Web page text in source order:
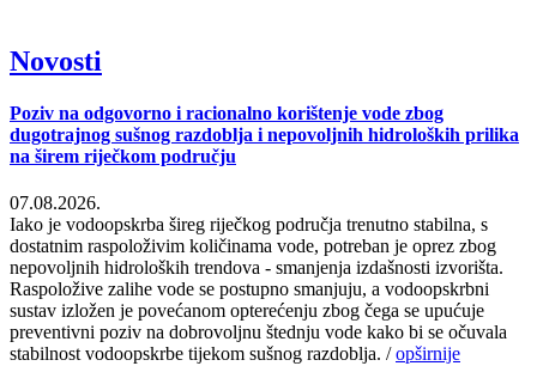
Novosti
Poziv na odgovorno i racionalno korištenje vode zbog
dugotrajnog sušnog razdoblja i nepovoljnih hidroloških prilika
na širem riječkom području
07.08.2026.
Iako je vodoopskrba šireg riječkog područja trenutno stabilna, s
dostatnim raspoloživim količinama vode, potreban je oprez zbog
nepovoljnih hidroloških trendova - smanjenja izdašnosti izvorišta.
Raspoložive zalihe vode se postupno smanjuju, a vodoopskrbni
sustav izložen je povećanom opterećenju zbog čega se upućuje
preventivni poziv na dobrovoljnu štednju vode kako bi se očuvala
stabilnost vodoopskrbe tijekom sušnog razdoblja. /opširnije